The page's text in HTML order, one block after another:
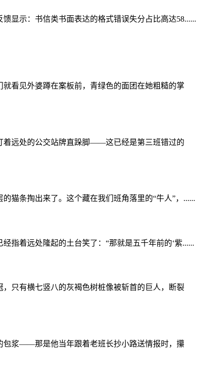
显示：书信类书面表达的格式错误失分占比高达58......
看见外婆蹲在案板前，青绿色的面团在她粗糙的掌
着远处的公交站牌直跺脚——这已经是第三班错过的
猫条掏出来了。这个藏在我们班角落里的“牛人”，......
指着远处隆起的土台笑了：“那就是五千年前的‘紫......
只有横七竖八的灰褐色树桩像被斩首的巨人，断裂
包浆——那是他当年跟着老班长抄小路送情报时，攥